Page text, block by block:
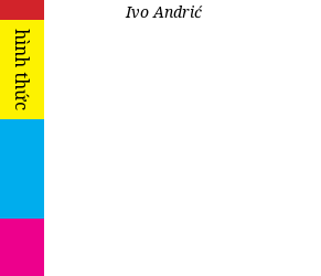
hình thức
Ivo Andrić